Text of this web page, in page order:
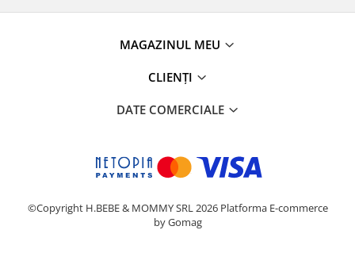
MAGAZINUL MEU
CLIENȚI
DATE COMERCIALE
©Copyright H.BEBE & MOMMY SRL 2026 Platforma E-commerce
by Gomag